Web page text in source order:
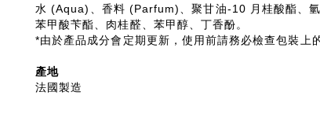
水 (Aqua)、香料 (Parfum)、聚甘油-10 月桂酸酯、氫
苯甲酸苄酯、肉桂醛、苯甲醇、丁香酚。
*由於產品成分會定期更新，使用前請務必檢查包裝上
產地
法國製造